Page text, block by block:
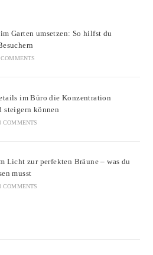
Garten umsetzen: So hilfst du
im Büro die Konzentration
steigern können
COMMENTS
Licht zur perfekten Bräune – was du
musst
COMMENTS